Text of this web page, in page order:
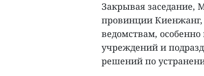
Закрывая заседание,
провинции Киенжанг,
ведомствам,
учреждений и
решений по